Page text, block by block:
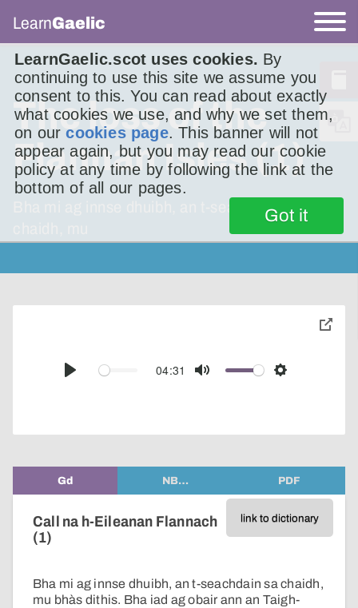
LearnGaelic.scot uses cookies. By
continuing to use this site we assume you
consent to this. You can read about exactly
what cookies we use, and why we set them,
on ourcookies page. This banner will not
appear again, but you may read our cookie
policy at any time by following the link at the
bottom of all our pages.
Got it
LearnGaelic
The loss of the
Flannan Isles (1)
Bha mi ag innse dhuibh, an t-seachdain sa
Play
04:31
Mute Settings
toggle
Gd NB… PDF
link to dictionary
Call na h-Eileanan Flannach
(1)
Bha mi ag innse dhuibh, an t-seachdain sa chaidh,
mu bhàs dithis. Bha iad ag obair ann an Taigh-